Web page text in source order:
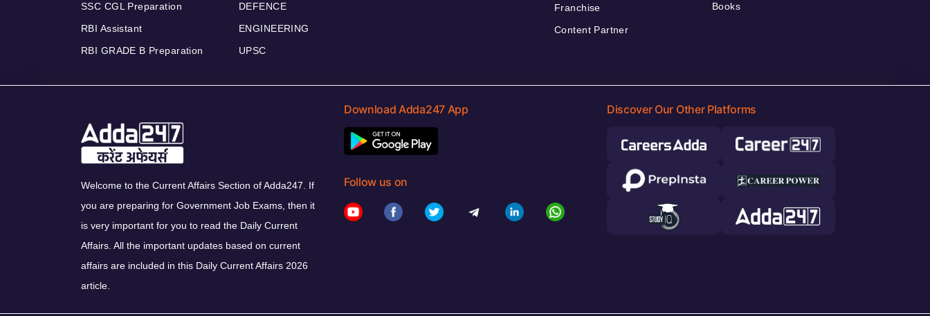
SSC CGL Preparation
RBI Assistant
RBI GRADE B Preparation
DEFENCE
ENGINEERING
UPSC
Franchise
Content Partner
Books
Welcome to the Current Affairs Section of Adda247. If
you are preparing for Government Job Exams, then it
is very important for you to read the Daily Current
Affairs. All the important updates based on current
affairs are included in this Daily Current Affairs 2026
article.
Download Adda247 App
Follow us on
Discover Our Other Platforms